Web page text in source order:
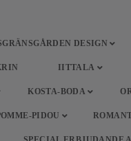
DESIGN
IITTALA
KOSTA-BODA
PIDOU